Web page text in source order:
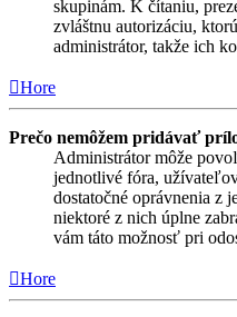
skupinám. K čítaniu,
zvláštnu autorizáciu,
administrátor, takže ich
Hore
Prečo nemôžem pridávať
Administrátor môže
jednotlivé fóra,
dostatočné oprávnenia z
niektoré z nich úplne
vám táto možnosť pri
Hore